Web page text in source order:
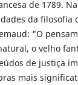
de 1789.
da filosofia
"O
o velho
de justiça
mais